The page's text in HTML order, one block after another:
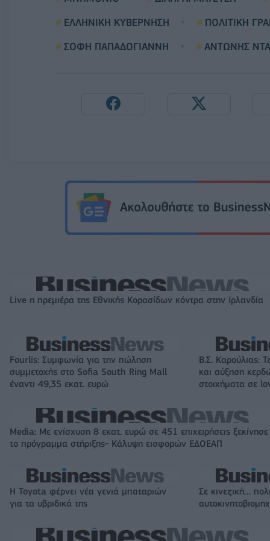
ΕΛΛΗΝΙΚΗ ΚΥΒΕΡΝΗΣΗ
ΠΟΛΙΤΙΚΗ
ΣΟΦΗ ΠΑΠΑΔΟΓΙΑΝΝΗ
ΑΝΤΩΝΗΣ
Live η πρεμιέρα της Εθνικής Κορασίδων κόντρα στην Ιρλανδία
Fourlis: Συμφωνία για την πώληση
συμμετοχής στο Sofia South Ring Mall
έναντι 49,35 εκατ. ευρώ
Β.Σ. Καρούλιας:
και αύξηση
στοιχήματα σε
Media: Με ενίσχυση 8 εκατ. ευρώ σε 451 επιχειρήσεις ξεκίνησε
το πρόγραμμα στήριξης- Κάλυψη εισφορών ΕΔΟΕΑΠ
Η Toyota φέρνει νέα γενιά μπαταριών
για τα υβριδικά της
Σε κινεζική…